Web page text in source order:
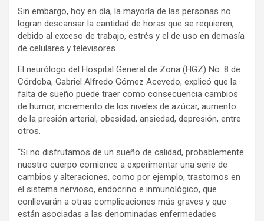
Sin embargo, hoy en día, la mayoría de las personas no
logran descansar la cantidad de horas que se requieren,
debido al exceso de trabajo, estrés y el de uso en demasía
de celulares y televisores.
El neurólogo del Hospital General de Zona (HGZ) No. 8 de
Córdoba, Gabriel Alfredo Gómez Acevedo, explicó que la
falta de sueño puede traer como consecuencia cambios
de humor, incremento de los niveles de azúcar, aumento
de la presión arterial, obesidad, ansiedad, depresión, entre
otros.
“Si no disfrutamos de un sueño de calidad, probablemente
nuestro cuerpo comience a experimentar una serie de
cambios y alteraciones, como por ejemplo, trastornos en
el sistema nervioso, endocrino e inmunológico, que
conllevarán a otras complicaciones más graves y que
están asociadas a las denominadas enfermedades